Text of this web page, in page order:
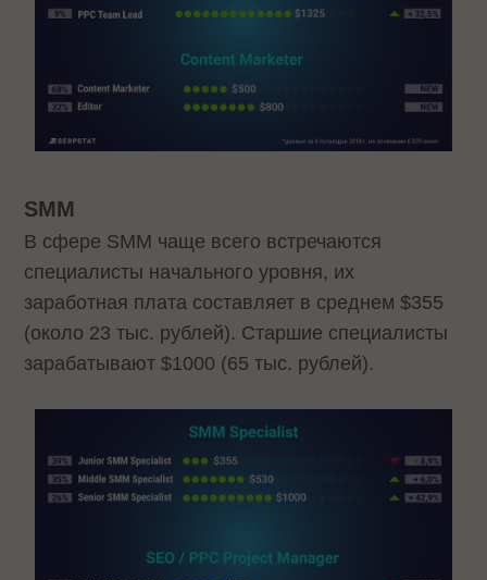
SMM
В сфере SMM чаще всего встречаются
специалисты начального уровня, их
заработная плата составляет в среднем $355
(около 23 тыс. рублей). Старшие специалисты
зарабатывают $1000 (65 тыс. рублей).